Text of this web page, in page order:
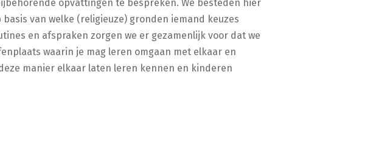
opvattingen te bespreken. We besteden hier
van welke (religieuze) gronden iemand keuzes
en afspraken zorgen we er gezamenlijk voor dat we
waarin je mag leren omgaan met elkaar en
manier elkaar laten leren kennen en kinderen